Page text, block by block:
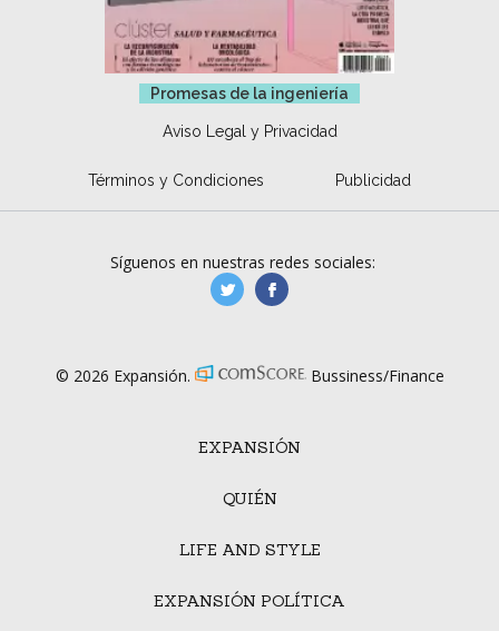
Promesas de la ingeniería
Aviso Legal y Privacidad
Términos y Condiciones Publicidad
EXPANSIÓN
QUIÉN
LIFE AND STYLE
EXPANSIÓN POLÍTICA
Síguenos en nuestras redes sociales:
manufacturaGE
© 2026 Expansión. Bussiness/Finance